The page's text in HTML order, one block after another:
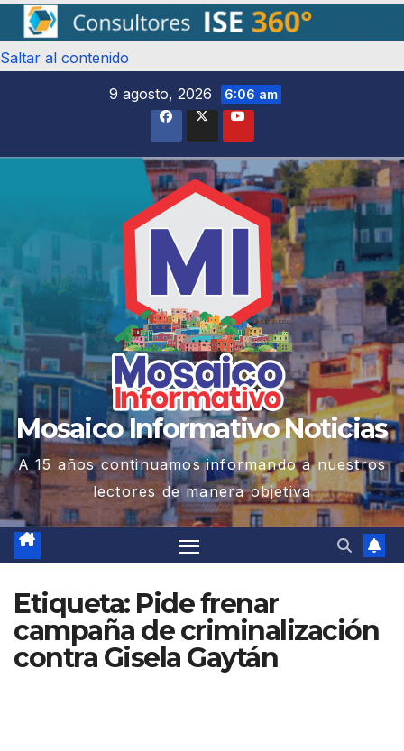
Saltar al contenido
9 agosto, 2026
6:06 am
Mosaico Informativo Noticias
A 15 años continuamos informando a nuestros
lectores de manera objetiva
Etiqueta: Pide frenar
campaña de criminalización
contra Gisela Gaytán